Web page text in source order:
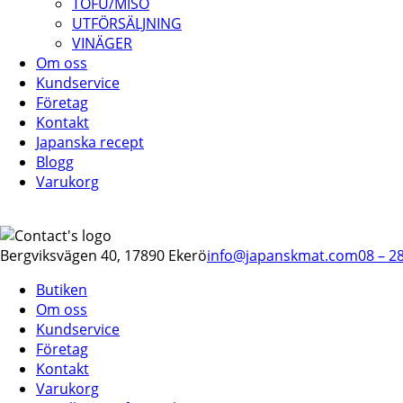
UTFÖRSÄLJNING
VINÄGER
Om oss
Kundservice
Företag
Kontakt
Japanska recept
Blogg
Varukorg
Bergviksvägen 40, 17890 Ekeröinfo@japanskmat.com08 –
Butiken
Om oss
Kundservice
Företag
Kontakt
Varukorg